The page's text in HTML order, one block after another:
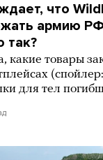
что
армию
так?
какие товары
для тел